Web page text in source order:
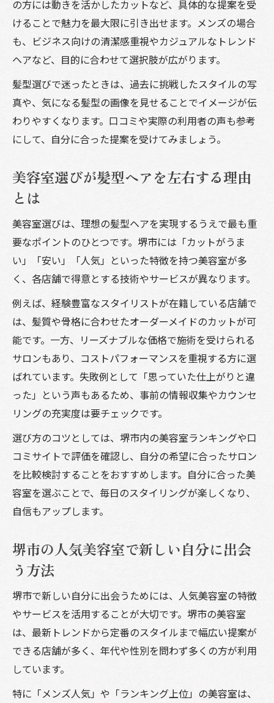
の方には動きを活かしたカットなど、具体的な提案を受
けることで魅力を最大限に引き出せます。メンズの場合
も、ビジネス向けの清潔感重視やカジュアルなトレンド
ヘアなど、目的に合わせて選択肢が広がります。
髪型選びで迷ったときは、過去に挑戦したスタイルの写
真や、気になる髪型の画像を見せることでイメージが伝
わりやすくなります。口コミや実際の利用者の声も参考
にして、自分に合った提案を受けてみましょう。
美容室選びが髪型ヘアを左右する理由
とは
美容室選びは、理想の髪型ヘアを実現するうえで最も重
要なポイントのひとつです。堺市には「カットがうま
い」「安い」「人気」といった特徴を持つ美容室が多
く、各店舗で得意とする技術やサービスが異なります。
例えば、経験豊富なスタイリストが在籍している店舗で
は、髪質や骨格に合わせたオーダーメイドのカットが可
能です。一方、リーズナブルな価格で施術を受けられる
サロンもあり、コストパフォーマンスを重視する方に選
ばれています。失敗例として「思っていた仕上がりと違
った」という声もあるため、事前の情報収集やカウンセ
リングの充実度は要チェックです。
選び方のコツとしては、堺市内の美容室ランキングや口
コミサイトで評価を確認し、自分の希望に合ったサロン
を比較検討することをおすすめします。自分に合った美
容室を選ぶことで、毎日のスタイリングが楽しくなり、
自信もアップします。
堺市の人気美容室で新しい自分に出会
う方法
堺市で新しい自分に出会うためには、人気美容室の特徴
やサービスを活用することが大切です。堺市の美容室
は、最新トレンドから定番のスタイルまで幅広い提案が
できる店舗が多く、年代や性別を問わず多くの方が利用
しています。
特に「メンズ人気」や「ランキング上位」の美容室は、